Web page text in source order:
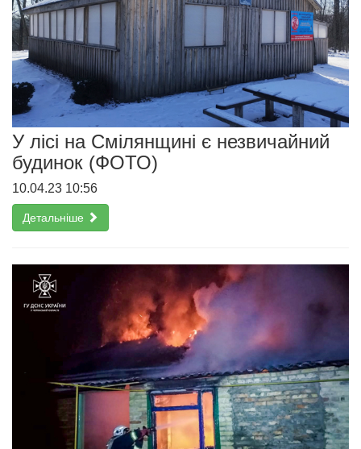
У лісі на Смілянщині є незвичайний
будинок (ФОТО)
10.04.23 10:56
Детальніше